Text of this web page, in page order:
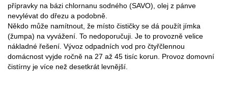
přípravky na bázi chlornanu sodného (SAVO), olej z pánve
nevylévat do dřezu a podobně.
Někdo může namítnout, že místo čističky se dá použít jímka
(žumpa) na vyvážení. To nedoporučuji. Je to provozně velice
nákladné řešení. Vývoz odpadních vod pro čtyřčlennou
domácnost vyjde ročně na 27 až 45 tisíc korun. Provoz domovní
čistírny je více než desetkrát levnější.